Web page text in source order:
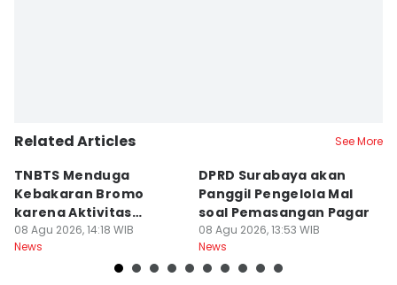
Related Articles See More
TNBTS Menduga
Kebakaran Bromo
karena Aktivitas
Manusia
08 Agu 2026, 14:18 WIB
News
DPRD Surabaya akan
Panggil Pengelola Mal
soal Pemasangan Pagar
08 Agu 2026, 13:53 WIB
News